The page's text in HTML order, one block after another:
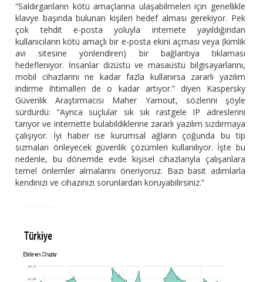
“Saldırganların kötü amaçlarına ulaşabilmeleri için genellikle
klavye başında bulunan kişileri hedef alması gerekiyor. Pek
çok tehdit e-posta yoluyla internete yayıldığından
kullanıcıların kötü amaçlı bir e-posta ekini açması veya (kimlik
avı sitesine yönlendiren) bir bağlantıya tıklaması
hedefleniyor. İnsanlar dizüstü ve masaüstü bilgisayarlarını,
mobil cihazlarını ne kadar fazla kullanırsa zararlı yazılım
indirme ihtimalleri de o kadar artıyor.” diyen Kaspersky
Güvenlik Araştırmacısı Maher Yamout, sözlerini şöyle
sürdürdü: “Ayrıca suçlular sık sık rastgele IP adreslerini
tarıyor ve internette bulabildiklerine zararlı yazılım sızdırmaya
çalışıyor. İyi haber ise kurumsal ağların çoğunda bu tip
sızmaları önleyecek güvenlik çözümleri kullanılıyor. İşte bu
nedenle, bu dönemde evde kişisel cihazlarıyla çalışanlara
temel önlemler almalarını öneriyoruz. Bazı basit adımlarla
kendinizi ve cihazınızı sorunlardan koruyabilirsiniz.”